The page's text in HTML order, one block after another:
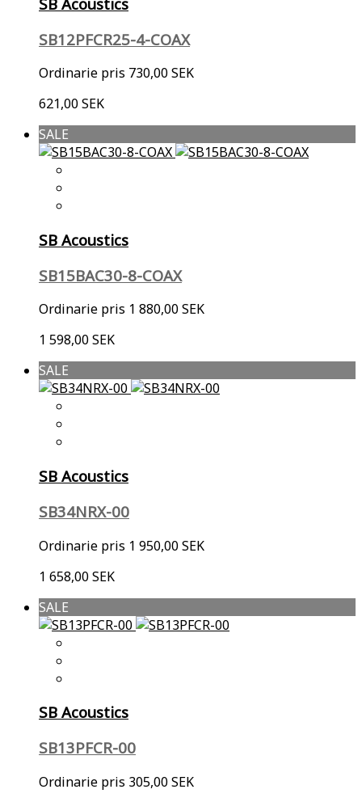
SB12PFCR25-4-COAX
Ordinarie pris 730,00 SEK
621,00 SEK
SALE
SB Acoustics
SB15BAC30-8-COAX
Ordinarie pris 1 880,00 SEK
1 598,00 SEK
SALE
SB Acoustics
SB34NRX-00
Ordinarie pris 1 950,00 SEK
1 658,00 SEK
SALE
SB Acoustics
SB13PFCR-00
Ordinarie pris 305,00 SEK